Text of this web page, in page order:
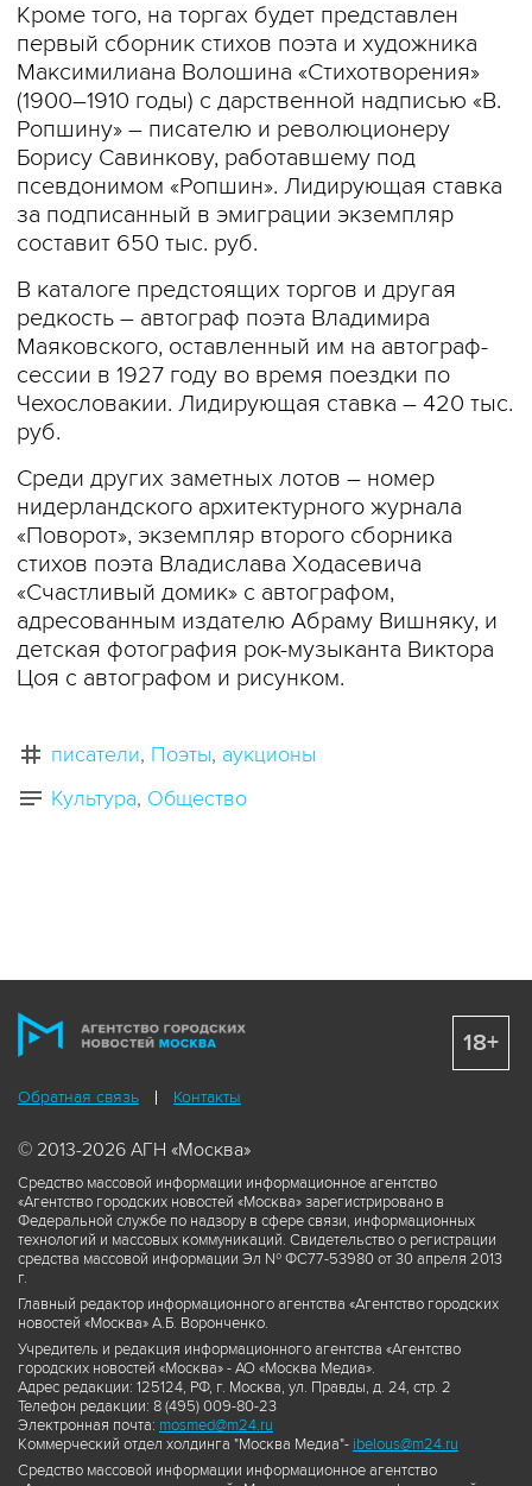
Кроме того, на торгах будет представлен
первый сборник стихов поэта и художника
Максимилиана Волошина «Стихотворения»
(1900–1910 годы) с дарственной надписью «В.
Ропшину» – писателю и революционеру
Борису Савинкову, работавшему под
псевдонимом «Ропшин». Лидирующая ставка
за подписанный в эмиграции экземпляр
составит 650 тыс. руб.
В каталоге предстоящих торгов и другая
редкость – автограф поэта Владимира
Маяковского, оставленный им на автограф-
сессии в 1927 году во время поездки по
Чехословакии. Лидирующая ставка – 420 тыс.
руб.
Среди других заметных лотов – номер
нидерландского архитектурного журнала
«Поворот», экземпляр второго сборника
стихов поэта Владислава Ходасевича
«Счастливый домик» с автографом,
адресованным издателю Абраму Вишняку, и
детская фотография рок-музыканта Виктора
Цоя с автографом и рисунком.
писатели Поэты аукционы
Культура Общество
Обратная связь Контакты
© 2013-2026 АГН «Москва»
Средство массовой информации информационное агентство
«Агентство городских новостей «Москва» зарегистрировано в
Федеральной службе по надзору в сфере связи, информационных
технологий и массовых коммуникаций. Свидетельство о регистрации
средства массовой информации Эл № ФС77-53980 от 30 апреля 2013
г.
Главный редактор информационного агентства «Агентство городских
новостей «Москва» А.Б. Воронченко.
Учредитель и редакция информационного агентства «Агентство
городских новостей «Москва» - АО «Москва Медиа».
Адрес редакции: 125124, РФ, г. Москва, ул. Правды, д. 24, стр. 2
Телефон редакции: 8 (495) 009-80-23
Электронная почта: mosmed@m24.ru
Коммерческий отдел холдинга "Москва Медиа"- ibelous@m24.ru
Средство массовой информации информационное агентство
18+